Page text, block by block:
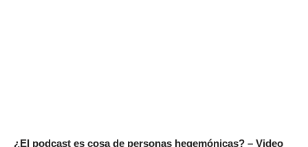
¿El podcast es cosa de personas hegemónicas? – Video